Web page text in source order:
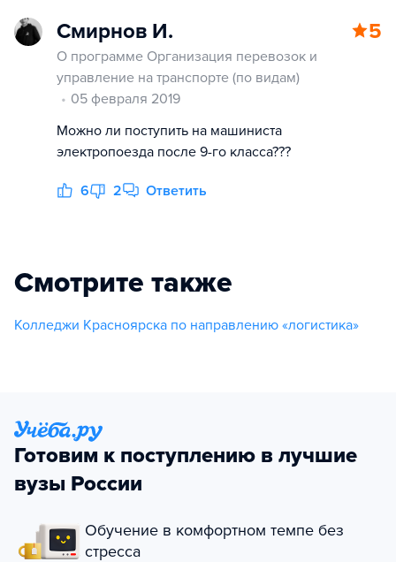
Смирнов И. 5
О программе Организация перевозок и
управление на транспорте (по видам)
05 февраля 2019
Можно ли поступить на машиниста
электропоезда после 9-го класса???
6 2 Ответить
Смотрите также
Колледжи Красноярска по направлению «логистика»
Готовим к поступлению в лучшие
вузы России
Обучение в комфортном темпе без
стресса